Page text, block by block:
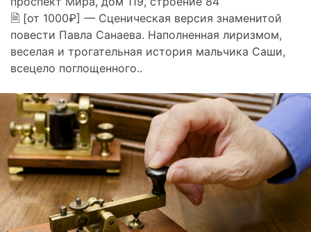
🗎 [от 1000₽] — Сценическая версия знаменитой
повести Павла Санаева. Наполненная лиризмом,
веселая и трогательная история мальчика Саши,
всецело поглощенного..